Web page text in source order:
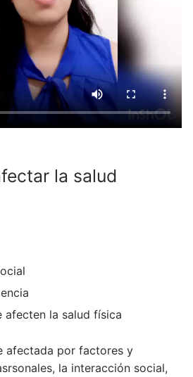
la salud
afecten la salud física
afectada por factores y
la interacción social,